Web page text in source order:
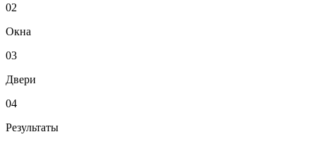
02
Окна
03
Двери
04
Результаты